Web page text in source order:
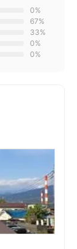
0%
67%
33%
0%
0%